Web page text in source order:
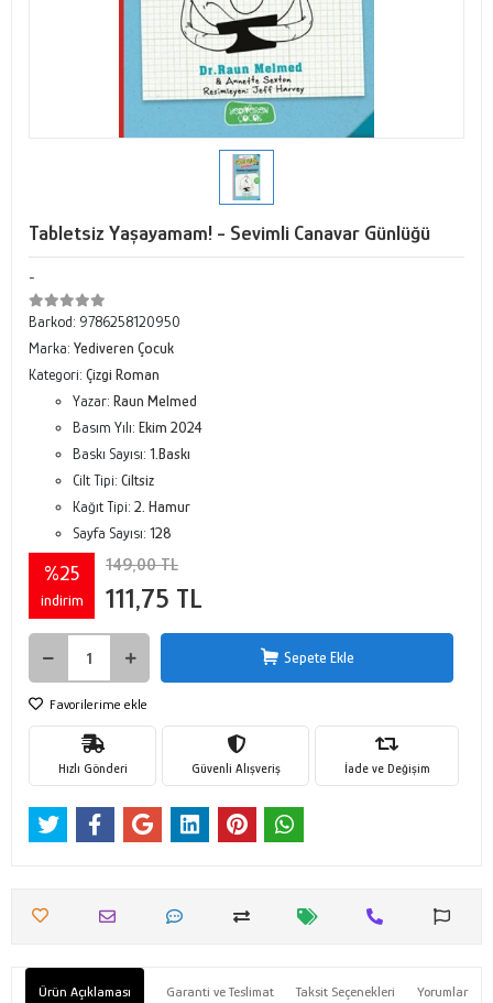
Tabletsiz Yaşayamam! - Sevimli Canavar Günlüğü
-
Barkod: 9786258120950
Marka: Yediveren Çocuk
Kategori: Çizgi Roman
Yazar: Raun Melmed
Basım Yılı: Ekim 2024
Baskı Sayısı: 1.Baskı
Cilt Tipi: Ciltsiz
Kağıt Tipi: 2. Hamur
Sayfa Sayısı: 128
%25
indirim
149,00 TL
111,75 TL
Sepete Ekle
Favorilerime ekle
Hızlı Gönderi Güvenli Alışveriş İade ve Değişim
Ürün Açıklaması Garanti ve Teslimat Taksit Seçenekleri Yorumlar